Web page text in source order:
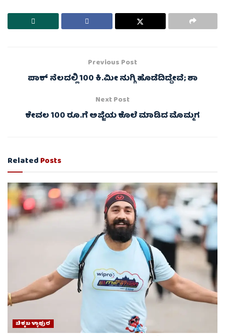
Previous Post
ಪಾಕ್ ನೆಲದಲ್ಲಿ 100 ಕಿ.ಮೀ ನುಗ್ಗಿ ಹೊಡೆದಿದ್ದೇವೆ; ಶಾ
Next Post
ಕೇವಲ 100 ರೂ.ಗೆ ಅಜ್ಜಿಯ ಕೊಲೆ ಮಾಡಿದ ಮೊಮ್ಮಗ
RelatedPosts
ಚಿಕ್ಕಬಳ್ಳಾಫುರ